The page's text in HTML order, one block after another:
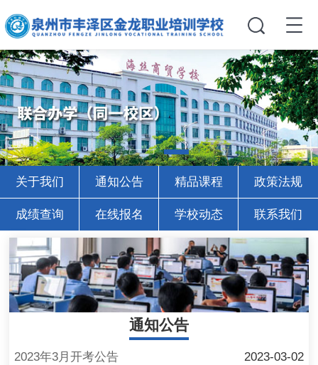
关于我们 通知公告 精品课程 政策法规
成绩查询 在线报名 学校动态 联系我们
通知公告
2023-03-02
2023年3月开考公告